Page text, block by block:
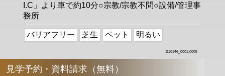
I.C」より車で約10分○宗教/宗教不問○設備/管理事
務所
バリアフリー 芝生 ペット 明るい
1110146_0001,0005
見学予約・資料請求（無料）